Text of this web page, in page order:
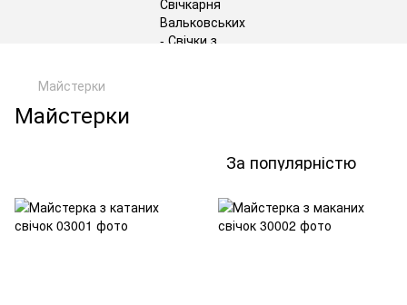
gtag('js', new Date()); gtag('config', 'G-DP234BVRNV');
Майстерки
Майстерки
За популярністю